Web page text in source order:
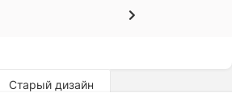
Старый дизайн